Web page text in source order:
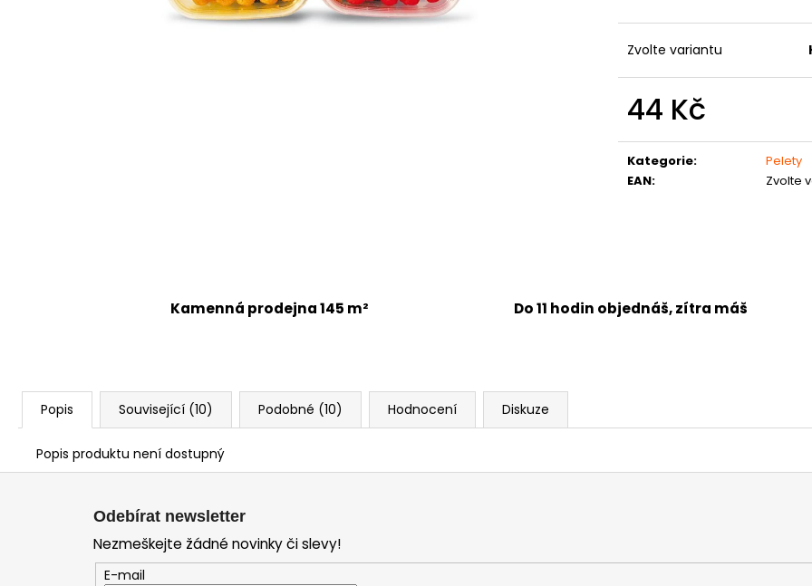
Zvolte variantu
44 Kč
cena:
Kategorie:
Pelety
EAN: Zvolte
Kamenná prodejna 145 m² Do 11 hodin objednáš, zítra máš
Popis Související (10) Podobné (10) Hodnocení Diskuze
Popis produktu není dostupný
Odebírat newsletter
Nezmeškejte žádné novinky či slevy!
E-mail